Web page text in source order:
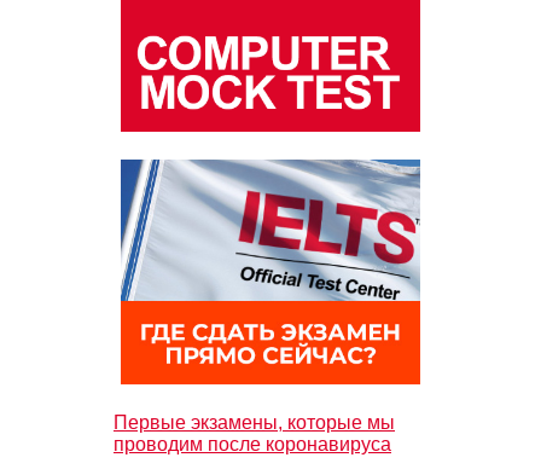
Первые экзамены, которые мы
проводим после коронавируса